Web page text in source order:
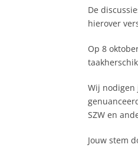
De
hierover
Op 8
Wij nodigen
SZW en
Jouw stem